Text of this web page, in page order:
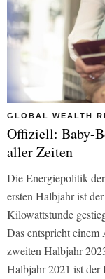
GLOBAL WEALTH
Offiziell: Baby-
aller Zeiten
Die Energiepolitik
ersten Halbjahr ist
Kilowattstunde
Das entspricht
zweiten Halbjahr
Halbjahr 2021 ist der